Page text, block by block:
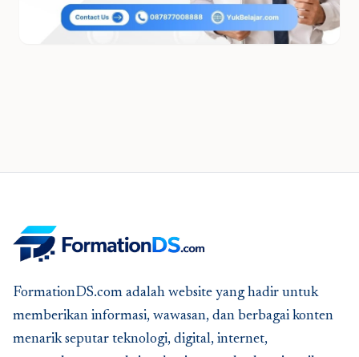
FormationDS.com adalah website yang hadir untuk
memberikan informasi, wawasan, dan berbagai konten
menarik seputar teknologi, digital, internet,